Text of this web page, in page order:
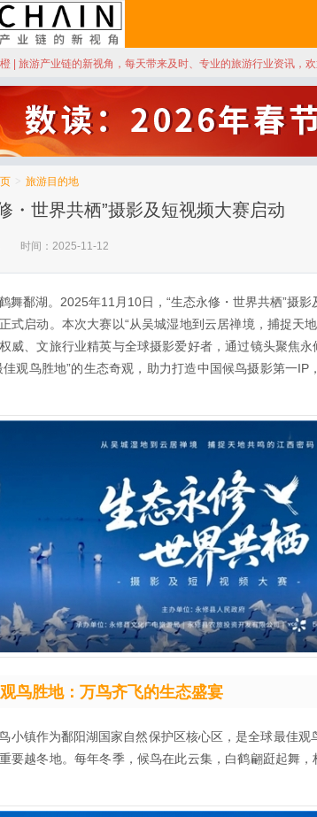
| 旅游产业链的新视角，每天带来及时、专业的旅游行业资讯，
> 旅游目的地
・世界共栖”摄影及短视频大赛启动
时间：2025-11-12
舞鄱湖。2025年11月10日，“生态永修・世界共栖”摄
式启动。本次大赛以“从吴城湿地到云居禅境，捕捉天
威、文旅行业精英与全球摄影爱好者，通过镜头聚焦永
佳观鸟胜地”的生态奇观，助力打造中国候鸟摄影第一
鸟胜地：万鸟齐飞的生态盛宴
小镇作为鄱阳湖国家自然保护区核心区，是全球最佳
要越冬地。每年冬季，候鸟在此云集，白鹤翩跹起舞，